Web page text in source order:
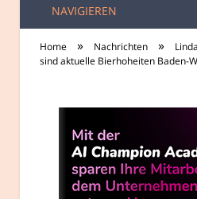
tee-
NAVIGIEREN
Home » Nachrichten »
sind aktuelle Bierhoheiten Baden-